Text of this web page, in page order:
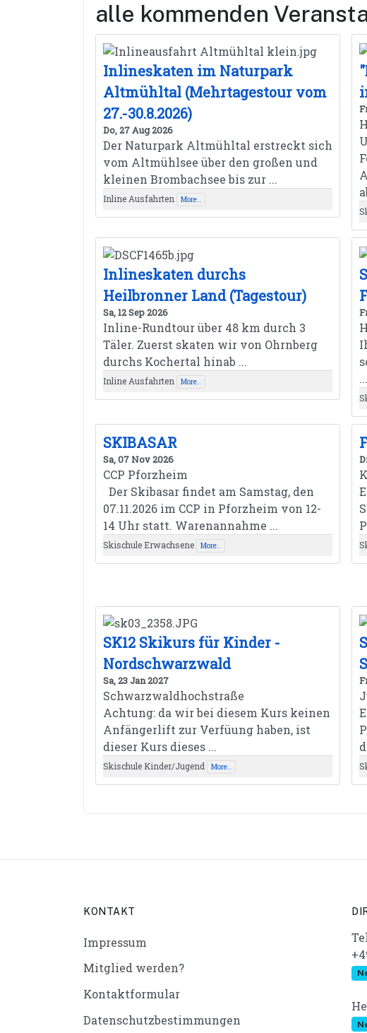
alle kommenden
Inlineskaten im Naturpark
Altmühltal (Mehrtagestour vom
27.-30.8.2026)
Do, 27 Aug 2026
Der Naturpark Altmühltal erstreckt sich
vom Altmühlsee über den großen und
kleinen Brombachsee bis zur ...
Inline Ausfahrten More..
Inlineskaten durchs
Heilbronner Land (Tagestour)
Sa, 12 Sep 2026
Inline-Rundtour über 48 km durch 3
Täler. Zuerst skaten wir von Ohrnberg
durchs Kochertal hinab ...
Inline Ausfahrten More..
...
SKIBASAR
Sa, 07 Nov 2026
CCP Pforzheim
Der Skibasar findet am Samstag, den
07.11.2026 im CCP in Pforzheim von 12-
14 Uhr statt. Warenannahme ...
Skischule Erwachsene More..
SK12 Skikurs für Kinder -
Nordschwarzwald
Sa, 23 Jan 2027
Schwarzwaldhochstraße
Achtung: da wir bei diesem Kurs keinen
Anfängerlift zur Verfüung haben, ist
dieser Kurs dieses ...
Skischule Kinder/Jugend More..
KONTAKT
Impressum
Mitglied werden?
Kontaktformular
Datenschutzbestimmungen